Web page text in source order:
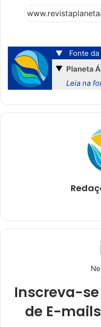
▼
Fonte
▼ Planeta
Leia na
Inscreva-
de E-